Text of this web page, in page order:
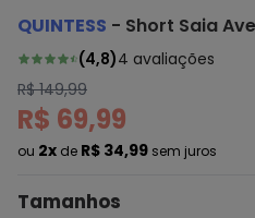
QUINTESS - Short Saia
(4,8)4 avaliações
R$ 149,99
R$ 69,99
ou 2x de R$ 34,99 sem juros
Tamanhos